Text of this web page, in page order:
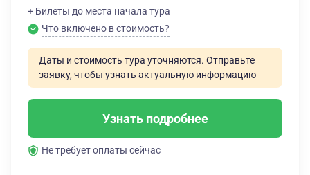
+ Билеты до места начала тура
Что включено в стоимость?
Даты и стоимость тура уточняются. Отправьте
заявку, чтобы узнать актуальную информацию
Узнать подробнее
Не требует оплаты сейчас